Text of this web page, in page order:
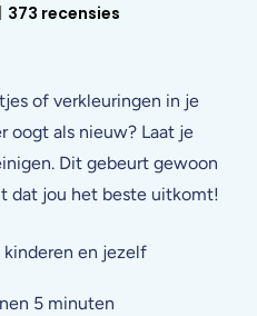
373 recensies
of verkleuringen in je
oogt als nieuw? Laat je
Dit gebeurt gewoon
dat jou het beste uitkomt!
en jezelf
5 minuten